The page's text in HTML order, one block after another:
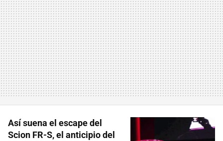
Así suena el escape del
Scion FR-S, el anticipio del